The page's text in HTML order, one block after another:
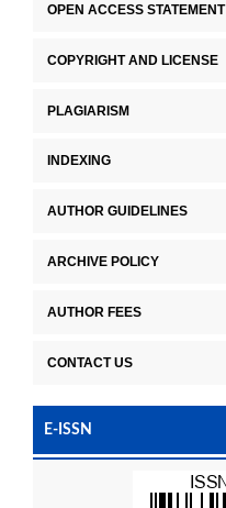
OPEN ACCESS STATEMENT
COPYRIGHT AND LICENSE
PLAGIARISM
INDEXING
AUTHOR GUIDELINES
ARCHIVE POLICY
AUTHOR FEES
CONTACT US
E-ISSN